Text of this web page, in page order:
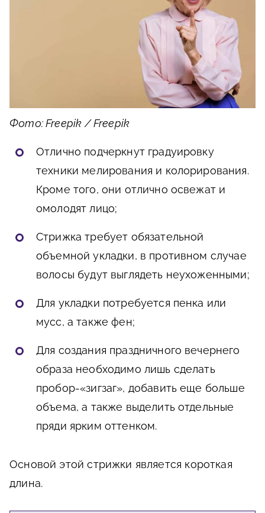
Фото: Freepik / Freepik
Отлично подчеркнут градуировку
техники мелирования и колорирования.
Кроме того, они отлично освежат и
омолодят лицо;
Стрижка требует обязательной
объемной укладки, в противном случае
волосы будут выглядеть неухоженными;
Для укладки потребуется пенка или
мусс, а также фен;
Для создания праздничного вечернего
образа необходимо лишь сделать
пробор-«зигзаг», добавить еще больше
объема, а также выделить отдельные
пряди ярким оттенком.
Основой этой стрижки является короткая
длина.